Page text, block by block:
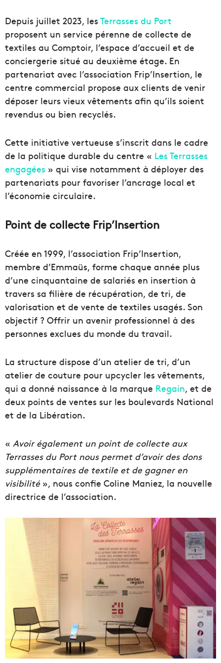
Depuis juillet 2023, lesTerrasses du Port
proposent un service pérenne de collecte de
textiles au Comptoir, l’espace d’accueil et de
conciergerie situé au deuxième étage. En
partenariat avec l’association Frip’Insertion, le
centre commercial propose aux clients de venir
déposer leurs vieux vêtements afin qu’ils soient
revendus ou bien recyclés.
Cette initiative vertueuse s’inscrit dans le cadre
de la politique durable du centre « Les Terrasses
engagées » qui vise notamment à déployer des
partenariats pour favoriser l’ancrage local et
l’économie circulaire.
Point de collecte Frip’Insertion
Créée en 1999, l’association Frip’Insertion,
membre d’Emmaüs, forme chaque année plus
d’une cinquantaine de salariés en insertion à
travers sa filière de récupération, de tri, de
valorisation et de vente de textiles usagés. Son
objectif ? Offrir un avenir professionnel à des
personnes exclues du monde du travail.
La structure dispose d’un atelier de tri, d’un
atelier de couture pour upcycler les vêtements,
qui a donné naissance à la marque Regain, et de
deux points de ventes sur les boulevards National
et de la Libération.
« Avoir également un point de collecte aux
Terrasses du Port nous permet d’avoir des dons
supplémentaires de textile et de gagner en
visibilité», nous confie Coline Maniez, la nouvelle
directrice de l’association.